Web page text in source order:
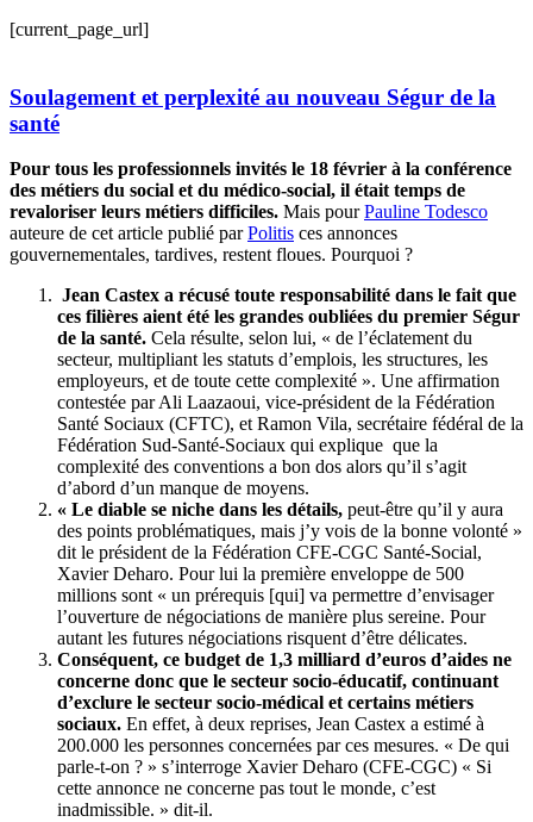
[current_page_url]
Soulagement et perplexité au nouveau Ségur de la
santé
Pour tous les professionnels invités le 18 février à la conférence
des métiers du social et du médico-social, il était temps de
revaloriser leurs métiers difficiles. Mais pourPauline Todesco
auteure de cet article publié parPolitis ces annonces
gouvernementales, tardives, restent floues. Pourquoi ?
Jean Castex a récusé toute responsabilité dans le fait que
ces filières aient été les grandes oubliées du premier Ségur
de la santé. Cela résulte, selon lui, « de l’éclatement du
secteur, multipliant les statuts d’emplois, les structures, les
employeurs, et de toute cette complexité ». Une affirmation
contestée par Ali Laazaoui, vice-président de la Fédération
Santé Sociaux (CFTC), et Ramon Vila, secrétaire fédéral de la
Fédération Sud-Santé-Sociaux qui explique que la
complexité des conventions a bon dos alors qu’il s’agit
d’abord d’un manque de moyens.
« Le diable se niche dans les détails, peut-être qu’il y aura
des points problématiques, mais j’y vois de la bonne volonté »
dit le président de la Fédération CFE-CGC Santé-Social,
Xavier Deharo. Pour lui la première enveloppe de 500
millions sont « un prérequis [qui] va permettre d’envisager
l’ouverture de négociations de manière plus sereine. Pour
autant les futures négociations risquent d’être délicates.
Conséquent, ce budget de 1,3 milliard d’euros d’aides ne
concerne donc que le secteur socio-éducatif, continuant
d’exclure le secteur socio-médical et certains métiers
sociaux. En effet, à deux reprises, Jean Castex a estimé à
200.000 les personnes concernées par ces mesures. « De qui
parle-t-on ? » s’interroge Xavier Deharo (CFE-CGC) « Si
cette annonce ne concerne pas tout le monde, c’est
inadmissible. » dit-il.